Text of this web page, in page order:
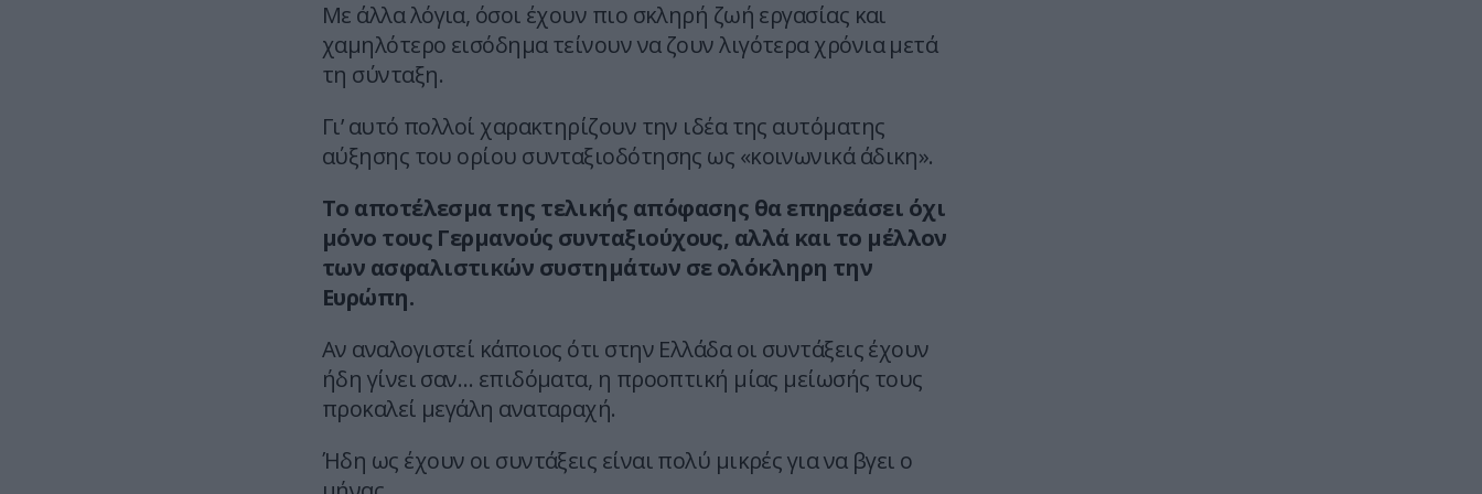
Με άλλα λόγια, όσοι έχουν πιο σκληρή ζωή εργασίας και
χαμηλότερο εισόδημα τείνουν να ζουν λιγότερα χρόνια μετά
τη σύνταξη.
Γι’ αυτό πολλοί χαρακτηρίζουν την ιδέα της αυτόματης
αύξησης του ορίου συνταξιοδότησης ως «κοινωνικά άδικη».
Το αποτέλεσμα της τελικής απόφασης θα επηρεάσει όχι
μόνο τους Γερμανούς συνταξιούχους, αλλά και το μέλλον
των ασφαλιστικών συστημάτων σε ολόκληρη την
Ευρώπη.
Αν αναλογιστεί κάποιος ότι στην Ελλάδα οι συντάξεις έχουν
ήδη γίνει σαν… επιδόματα, η προοπτική μίας μείωσής τους
προκαλεί μεγάλη αναταραχή.
Ήδη ως έχουν οι συντάξεις είναι πολύ μικρές για να βγει ο